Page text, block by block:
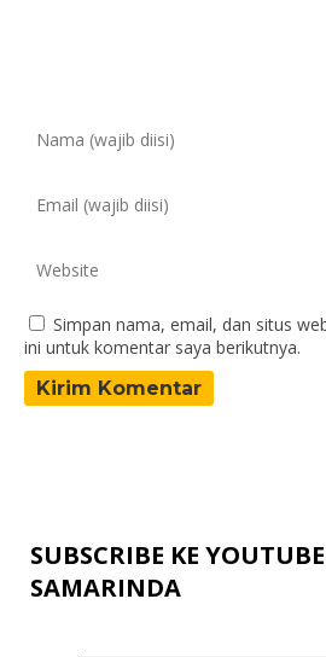
Simpan nama, email, dan situs
ini untuk komentar saya berikutnya.
SUBSCRIBE KE
SAMARINDA